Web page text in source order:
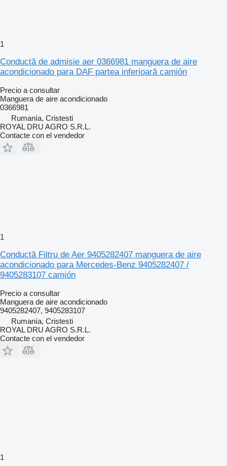
1
Conductă de admisie aer 0366981 manguera de aire
acondicionado para DAF partea inferioară camión
Precio a consultar
Manguera de aire acondicionado
0366981
Rumanía, Cristesti
ROYAL DRU AGRO S.R.L.
Contacte con el vendedor
1
Conductă Filtru de Aer 9405282407 manguera de aire
acondicionado para Mercedes-Benz 9405282407 /
9405283107 camión
Precio a consultar
Manguera de aire acondicionado
9405282407, 9405283107
Rumanía, Cristesti
ROYAL DRU AGRO S.R.L.
Contacte con el vendedor
1